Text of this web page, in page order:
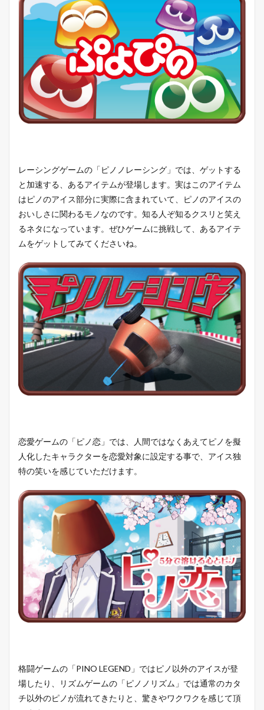
レーシングゲームの「ピノノレーシング」では、ゲットする
と加速する、あるアイテムが登場します。実はこのアイテム
はピノのアイス部分に実際に含まれていて、ピノのアイスの
おいしさに関わるモノなのです。知る人ぞ知るクスリと笑え
るネタになっています。ぜひゲームに挑戦して、あるアイテ
ムをゲットしてみてくださいね。
恋愛ゲームの「ピノ恋」では、人間ではなくあえてピノを擬
人化したキャラクターを恋愛対象に設定する事で、アイス独
特の笑いを感じていただけます。
格闘ゲームの「PINO LEGEND」ではピノ以外のアイスが登
場したり、リズムゲームの「ピノノリズム」では通常のカタ
チ以外のピノが流れてきたりと、驚きやワクワクを感じて頂